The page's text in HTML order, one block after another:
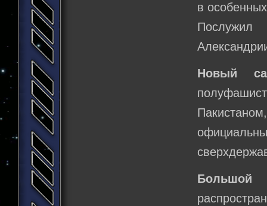
в
Новый
Большой